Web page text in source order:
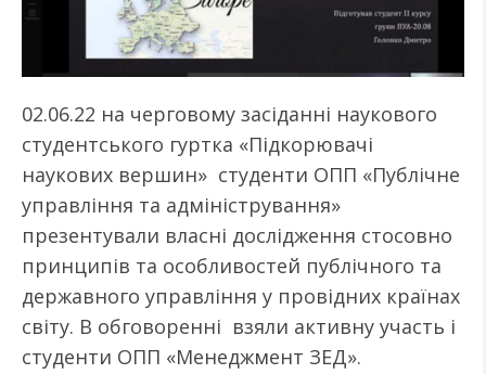
02.06.22 на черговому засіданні наукового
студентського гуртка «Підкорювачі
наукових вершин» студенти ОПП «Публічне
управління та адміністрування»
презентували власні дослідження стосовно
принципів та особливостей публічного та
державного управління у провідних країнах
світу. В обговоренні взяли активну участь і
студенти ОПП «Менеджмент ЗЕД».